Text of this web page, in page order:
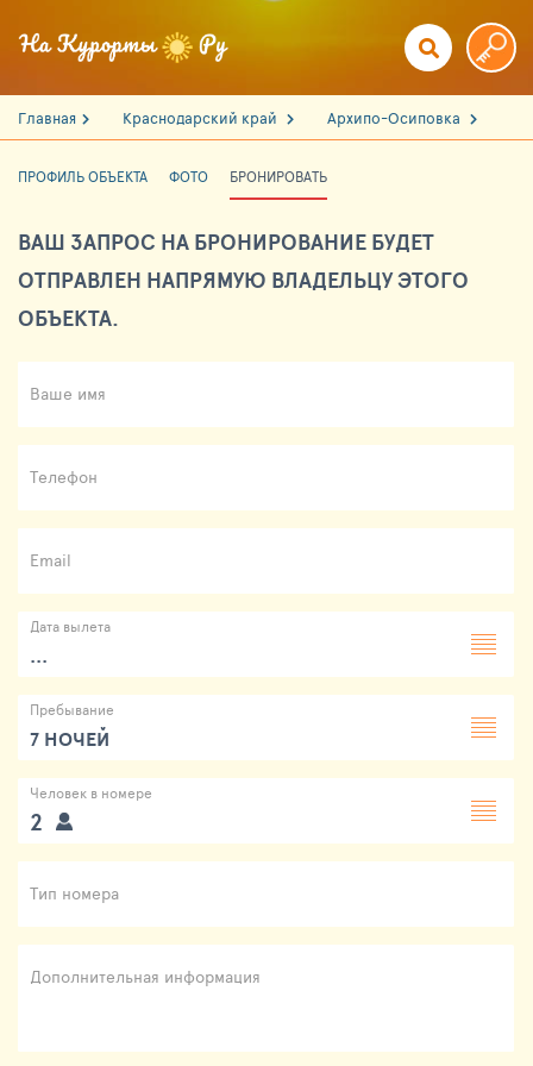
Главная Краснодарский край Архипо-Осиповка
ПРОФИЛЬ ОБЪЕКТА ФОТО БРОНИРОВАТЬ
ВАШ ЗАПРОС НА БРОНИРОВАНИЕ БУДЕТ
ОТПРАВЛЕН НАПРЯМУЮ ВЛАДЕЛЬЦУ ЭТОГО
ОБЪЕКТА.
Ваше имя
Телефон
Email
Дата вылета
...
Пребывание
7 НОЧЕЙ
Человек в номере
2
Тип номера
Дополнительная информация